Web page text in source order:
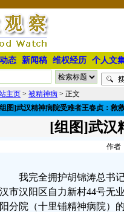
态 新闻稿 维权经历 个人文
主页 > 被精神病 > 正文
图]武汉精神病院受难者王春贞：救
[组图]武汉
作者
我完全拥护胡锦涛总书
汉市汉阳区自力新村44号无
阳分院（十里铺精神病院）